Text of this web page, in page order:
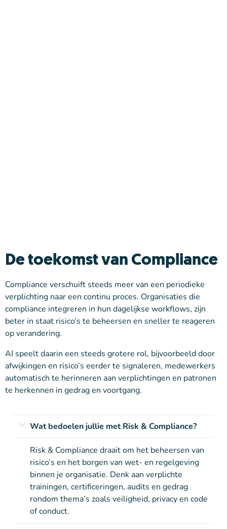
De toekomst van Compliance
Compliance verschuift steeds meer van een periodieke
verplichting naar een continu proces. Organisaties die
compliance integreren in hun dagelijkse workflows, zijn
beter in staat risico’s te beheersen en sneller te reageren
op verandering.
AI speelt daarin een steeds grotere rol, bijvoorbeeld door
afwijkingen en risico’s eerder te signaleren, medewerkers
automatisch te herinneren aan verplichtingen en patronen
te herkennen in gedrag en voortgang.
Wat bedoelen jullie met Risk & Compliance?
Risk & Compliance draait om het beheersen van
risico’s en het borgen van wet- en regelgeving
binnen je organisatie. Denk aan verplichte
trainingen, certificeringen, audits en gedrag
rondom thema’s zoals veiligheid, privacy en code
of conduct.